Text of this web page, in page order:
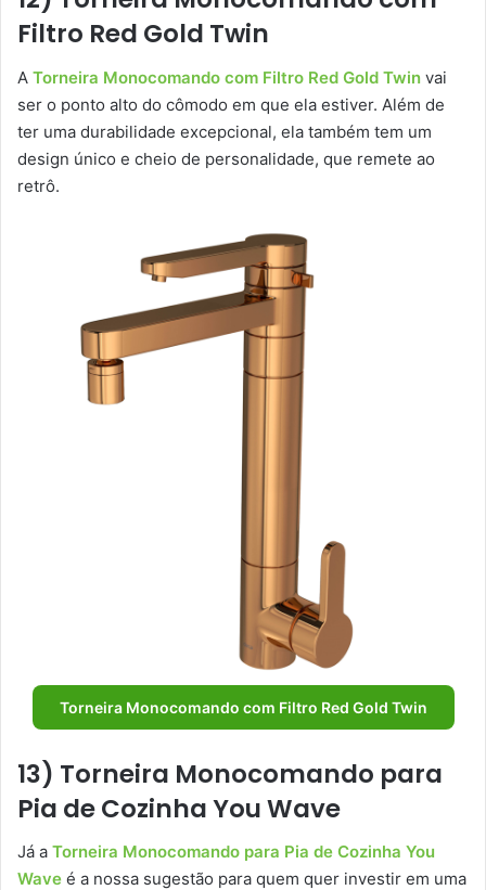
Filtro Red Gold Twin
A Torneira Monocomando com Filtro Red Gold Twin vai
ser o ponto alto do cômodo em que ela estiver. Além de
ter uma durabilidade excepcional, ela também tem um
design único e cheio de personalidade, que remete ao
retrô.
Torneira Monocomando com Filtro Red Gold Twin
13) Torneira Monocomando para
Pia de Cozinha You Wave
Já a Torneira Monocomando para Pia de Cozinha You
Wave é a nossa sugestão para quem quer investir em uma